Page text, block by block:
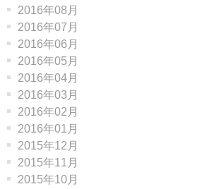
2016年08月
2016年07月
2016年06月
2016年05月
2016年04月
2016年03月
2016年02月
2016年01月
2015年12月
2015年11月
2015年10月